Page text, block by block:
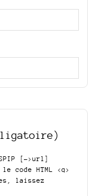
[->url]
code HTML <q>
laissez